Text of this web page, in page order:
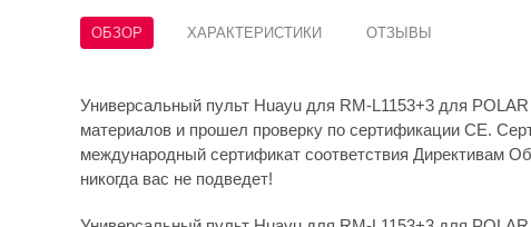
ОБЗОР ХАРАКТЕРИСТИКИ ОТЗЫВЫ
Универсальный пульт Huayu для RM-L1153+3 для POLAR
материалов и прошел проверку по сертификации CE.
международный сертификат соответствия Директивам
никогда вас не подведет!